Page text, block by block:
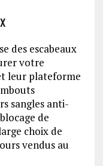
des escabeaux
votre
leur plateforme
sangles anti-
de
choix de
vendus au